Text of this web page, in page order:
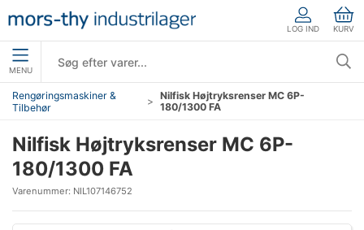
LOG IND KURV
MENU
Rengøringsmaskiner &
Tilbehør
Nilfisk Højtryksrenser MC 6P-
180/1300 FA
Nilfisk Højtryksrenser MC 6P-
180/1300 FA
Varenummer: NIL107146752